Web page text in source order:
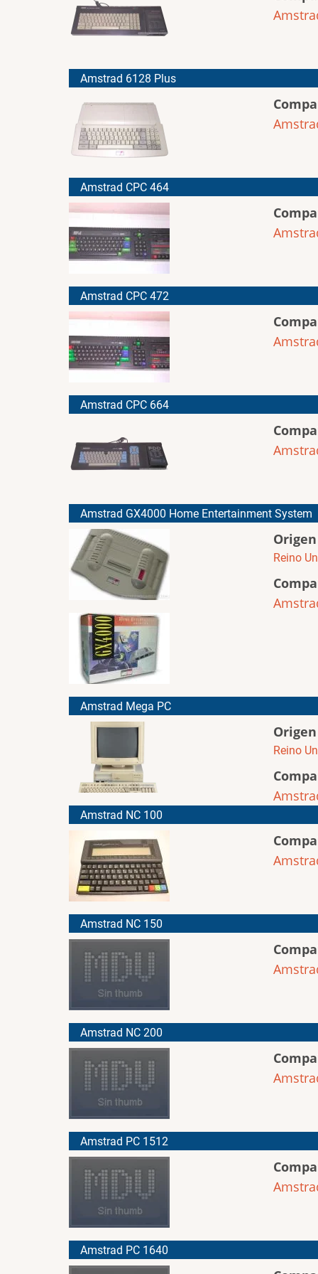
Amstrad 6128 Plus
Amstrad CPC 464
Amstrad CPC 472
Amstrad CPC 664
Amstrad GX4000 Home Entertainment System
Origen
Reino
Amstrad Mega PC
Origen
Reino
Amstrad NC 100
Amstrad NC 150
Amstrad NC 200
Amstrad PC 1512
Amstrad PC 1640